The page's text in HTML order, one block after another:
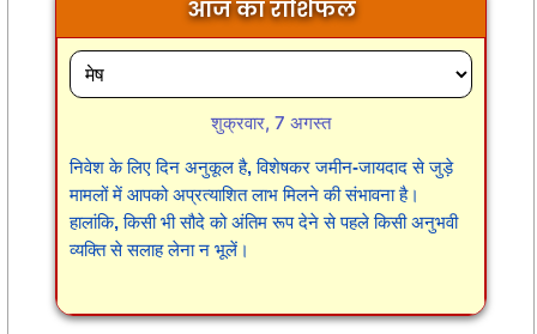
आज का राशिफल
शुक्रवार, 7 अगस्त
निवेश के लिए दिन अनुकूल है, विशेषकर जमीन-जायदाद से जुड़े
मामलों में आपको अप्रत्याशित लाभ मिलने की संभावना है।
हालांकि, किसी भी सौदे को अंतिम रूप देने से पहले किसी अनुभवी
व्यक्ति से सलाह लेना न भूलें।